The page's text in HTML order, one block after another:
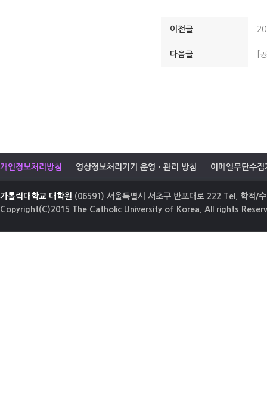
이전글
다음글 [
개인정보처리방침 영상정보처리기기 운영ㆍ관리 방침 이메일무단수집
가톨릭대학교 대학원 (06591) 서울특별시 서초구 반포대로 222 Tel. 학적/
Copyright(C)2015 The Catholic University of Korea. All rights